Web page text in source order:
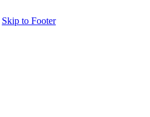
Skip to Footer